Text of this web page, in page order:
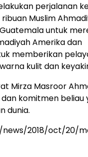
perjalanan
Muslim
untuk
Amerika dan
memberikan
kulit dan
Mirza Masroor
komitmen beliau
dunia.
news/2018/oct/20/